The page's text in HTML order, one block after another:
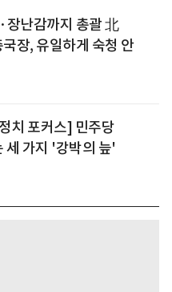
장난감까지 총괄 北
장, 유일하게 숙청 안
치 포커스] 민주당
세 가지 '강박의 늪'